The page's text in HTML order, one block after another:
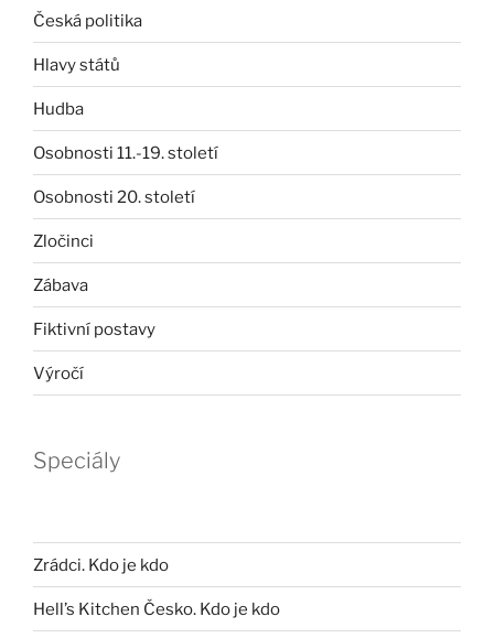
Česká politika
Hlavy států
Hudba
Osobnosti 11.-19. století
Osobnosti 20. století
Zločinci
Zábava
Fiktivní postavy
Výročí
Speciály
Zrádci. Kdo je kdo
Hell’s Kitchen Česko. Kdo je kdo